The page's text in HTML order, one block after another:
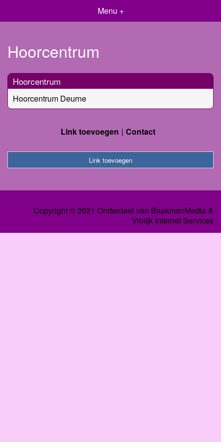
Menu +
Hoorcentrum
Hoorcentrum
Hoorcentrum Deurne
Link toevoegen Contact
Link toevoegen
Copyright © 2021 Onderdeel van BaakmanMedia &
Vrolijk Internet Services